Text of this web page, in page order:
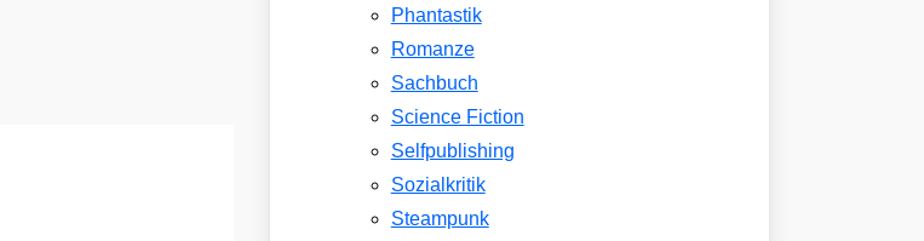
Phantastik
Romanze
Sachbuch
Science Fiction
Selfpublishing
Sozialkritik
Steampunk